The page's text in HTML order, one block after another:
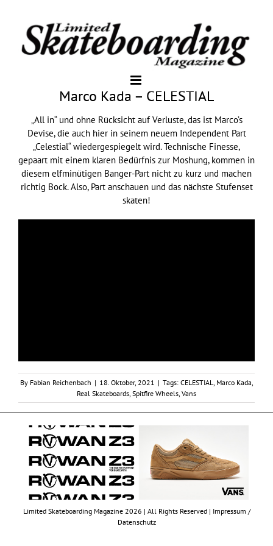
Marco Kada – CELESTIAL
„All in“ und ohne Rücksicht auf Verluste, das ist Marco’s
Devise, die auch hier in seinem neuem Independent Part
„Celestial“ wiedergespiegelt wird. Technische Finesse,
gepaart mit einem klaren Bedürfnis zur Moshung, kommen in
diesem elfminütigen Banger-Part nicht zu kurz und machen
richtig Bock. Also, Part anschauen und das nächste Stufenset
skaten!
By Fabian Reichenbach | 18. Oktober, 2021 | Tags: CELESTIAL Marco Kada
Real Skateboards Spitfire Wheels Vans
Limited Skateboarding Magazine 2026 | All Rights Reserved | Impressum /
Datenschutz